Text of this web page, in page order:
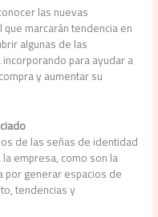
las nuevas
marcarán tendencia en
algunas de las
para ayudar a
y aumentar su
de las señas de identidad
empresa, como son la
por generar espacios de
tendencias y